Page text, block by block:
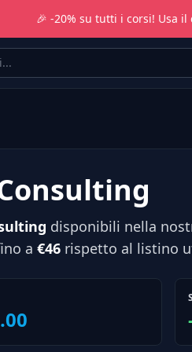
🎉 -20% su tutti i corsi! Usa il
disponibili nella
a €46 rispetto al listino